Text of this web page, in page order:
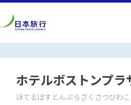
ホテルボストンプラ
ほてるぼすとんぷらざくさつびわこ